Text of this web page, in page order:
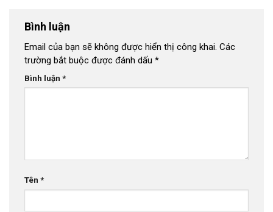
Bình luận
Email của bạn sẽ không được hiển thị công khai. Các
trường bắt buộc được đánh dấu *
Bình luận *
Tên *